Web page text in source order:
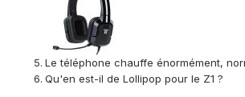
Le téléphone chauffe énormément,
Qu'en est-il de Lollipop pour le Z1 ?